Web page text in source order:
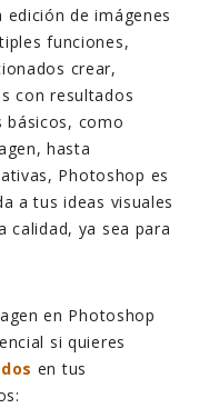
de imágenes
funciones,
crear,
con resultados
básicos, como
hasta
Photoshop es
a tus ideas visuales
calidad, ya sea para
en Photoshop
si quieres
en tus